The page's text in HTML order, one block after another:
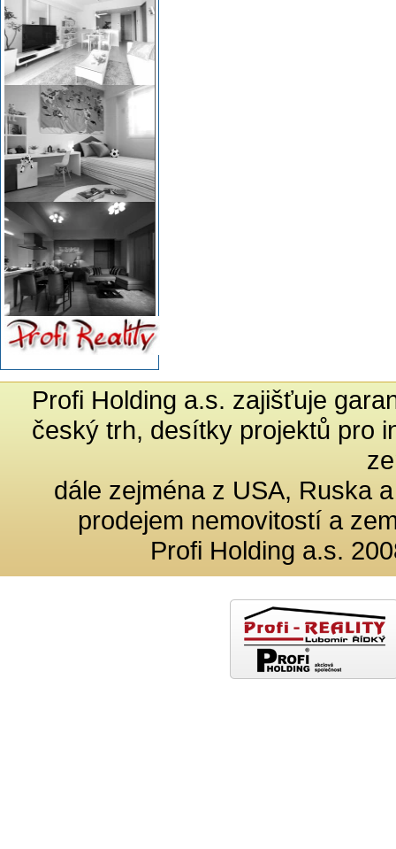
Profi Holding a.s. zajišťuje
český trh, desítky projektů pro
dále zejména z USA, Ruska
prodejem nemovitostí a
Profi Holding a.s.